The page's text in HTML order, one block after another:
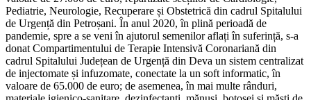
Pediatrie, Neurologie, Recuperare și Obstetrică din cadrul Spitalului
de Urgență din Petroșani. În anul 2020, în plină perioadă de
pandemie, spre a se veni în ajutorul semenilor aflați în suferință, s-a
donat Compartimentului de Terapie Intensivă Coronariană din
cadrul Spitalului Județean de Urgență din Deva un sistem centralizat
de injectomate și infuzomate, conectate la un soft informatic, în
valoare de 65.000 de euro; de asemenea, în mai multe rânduri,